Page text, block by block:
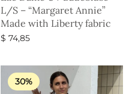
L/S – “Margaret Annie”
Made with Liberty fabric
$ 74,85
30%